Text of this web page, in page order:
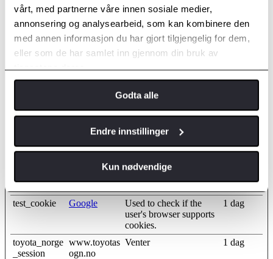
vårt, med partnerne våre innen sosiale medier,
annonsering og analysearbeid, som kan kombinere den
med annen informasjon du har gjort tilgjengelig for dem,
eller som de har samlet inn gjennom din bruk av
tjenestene deres.
Godta alle
Endre innstillinger
Kun nødvendige
Navn Leverandør Hensikt
Vimeo
This cookie is used to
distinguish between
humans and bots. This
the use of their website.
algoliasearch
VWXYZ
www.toyotas Venter
Vedvaren
Cookiebot
Stores the user's cookie
consent state for the
current domain
test_cookie Google
Used to check if the
user's browser supports
cookies.
1 dag
toyota_norge
_session
www.toyotas
ogn.no
Venter 1 dag